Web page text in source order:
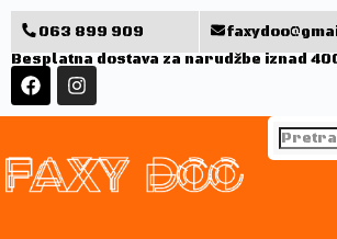
063 899 909
Besplatna dostava za narudžbe iznad